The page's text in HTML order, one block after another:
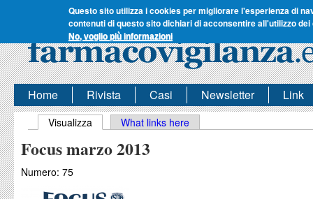
Questo sito utilizza i cookies per migliorare l'esperienza di
contenuti di questo sito dichiari di acconsentire all'utilizzo dei
No, voglio più informazioni
Home Rivista Casi Newsletter Link
Schede primarie
Visualizza (scheda attiva)
What links here
Focus marzo 2013
Numero: 75